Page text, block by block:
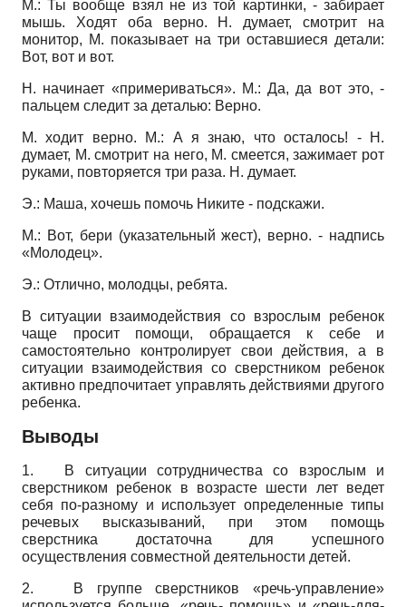
М.: Ты вообще взял не из той картинки, - забирает
мышь. Ходят оба верно. Н. думает, смотрит на
монитор, М. показывает на три оставшиеся детали:
Вот, вот и вот.
Н. начинает «примериваться». М.: Да, да вот это, -
пальцем следит за деталью: Верно.
М. ходит верно. М.: А я знаю, что осталось! - Н.
думает, М. смотрит на него, М. смеется, зажимает рот
руками, повторяется три раза. Н. думает.
Э.: Маша, хочешь помочь Никите - подскажи.
М.: Вот, бери (указательный жест), верно. - надпись
«Молодец».
Э.: Отлично, молодцы, ребята.
В ситуации взаимодействия со взрослым ребенок
чаще просит помощи, обращается к себе и
самостоятельно контролирует свои действия, а в
ситуации взаимодействия со сверстником ребенок
активно предпочитает управлять действиями другого
ребенка.
Выводы
1.
В ситуации сотрудничества со взрослым и
сверстником ребенок в возрасте шести лет ведет
себя по-разному и использует определенные типы
речевых высказываний, при этом помощь
сверстника достаточна для успешного
осуществления совместной деятельности детей.
2.
В группе сверстников «речь-управление»